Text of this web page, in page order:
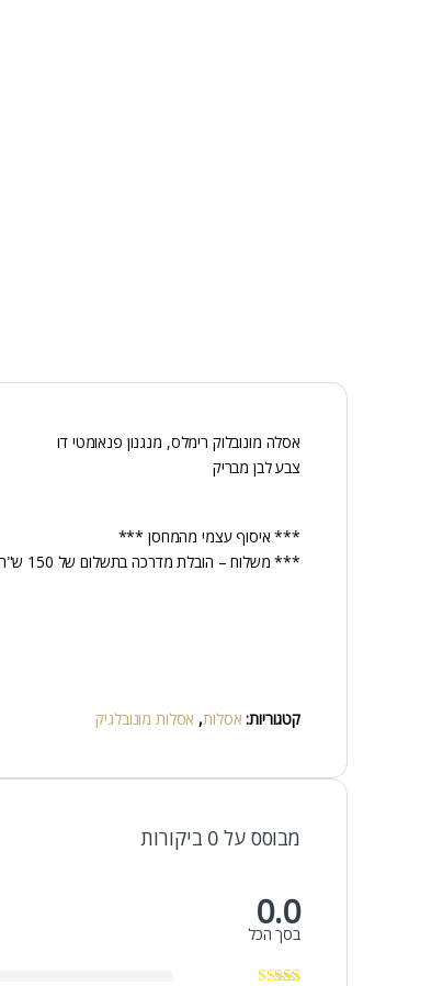
אסלה מונובלוק רימלס, מנגנון פנאומטי דו
צבע לבן מבריק
*** איסוף עצמי מהמחסן ***
*** משלוח – הובלת מדרכה בתשלום של 150 ש"ח – ישירות למוביל ***
קטגוריות: אסלות, אסלות מונובלגיק
מבוסס על 0 ביקורות
0.0
בסך הכל